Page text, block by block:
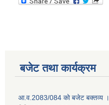
बजेट तथा कार्यक्रम
आ.व.2083/084 को बजेट बक्तव्य ।